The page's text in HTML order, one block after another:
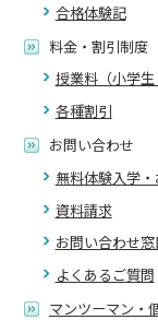
合格体験記
料金・割引制度
授業料（小学生
各種割引
お問い合わせ
無料体験入学
資料請求
お問い合わせ
よくあるご質問
マンツーマン・